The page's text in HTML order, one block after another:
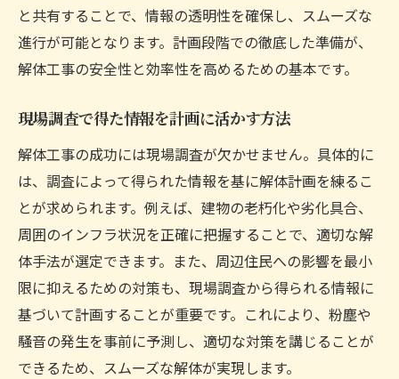
と共有することで、情報の透明性を確保し、スムーズな
進行が可能となります。計画段階での徹底した準備が、
解体工事の安全性と効率性を高めるための基本です。
現場調査で得た情報を計画に活かす方法
解体工事の成功には現場調査が欠かせません。具体的に
は、調査によって得られた情報を基に解体計画を練るこ
とが求められます。例えば、建物の老朽化や劣化具合、
周囲のインフラ状況を正確に把握することで、適切な解
体手法が選定できます。また、周辺住民への影響を最小
限に抑えるための対策も、現場調査から得られる情報に
基づいて計画することが重要です。これにより、粉塵や
騒音の発生を事前に予測し、適切な対策を講じることが
できるため、スムーズな解体が実現します。